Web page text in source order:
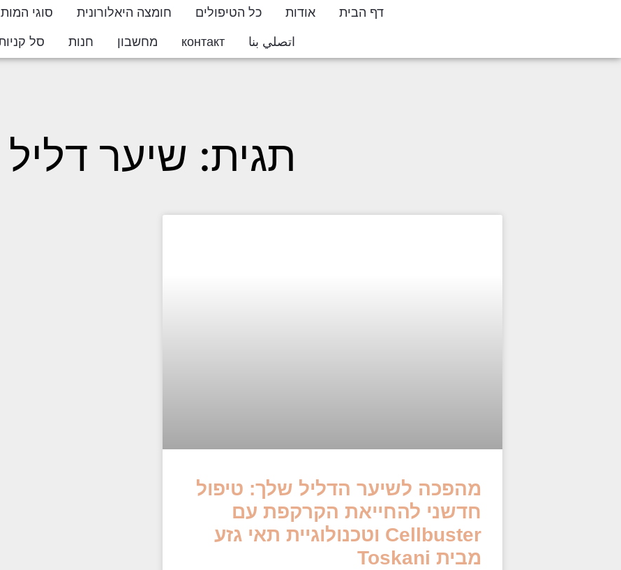
דף הבית אודות כל הטיפולים חומצה היאלורונית סוגי
اتصلي بنا контакт מחשבון חנות סל
תגית: שיער דליל
מהפכה לשיער הדליל שלך: טיפול
חדשני להחייאת הקרקפת עם
Cellbuster וטכנולוגיית תאי גזע
מבית Toskani